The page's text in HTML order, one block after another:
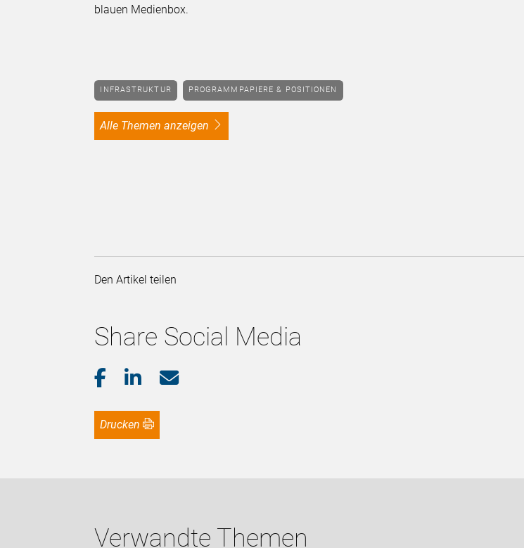
blauen Medienbox.
INFRASTRUKTUR PROGRAMMPAPIERE & POSITIONEN
alle Themen anzeigen
Den Artikel teilen
Share Social Media
Drucken
Verwandte Themen